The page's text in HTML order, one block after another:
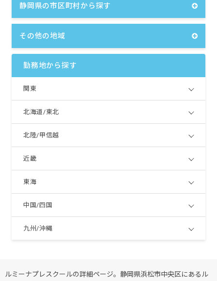
静岡県の市区町村から探す
その他の地域
勤務地から探す
関東
北海道/東北
北陸/甲信越
近畿
東海
中国/四国
九州/沖縄
ルミーナプレスクールの詳細ページ。静岡県浜松市中央区にあるル